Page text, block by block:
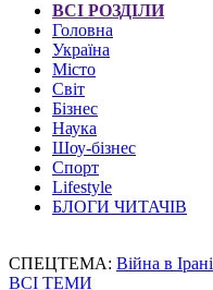
ВСІ РОЗДІЛИ
Головна
Україна
Місто
Світ
Бізнес
Наука
Шоу-бізнес
Спорт
Lifestyle
БЛОГИ ЧИТАЧІВ
СПЕЦТЕМА: Війна в Ірані
ВСІ ТЕМИ